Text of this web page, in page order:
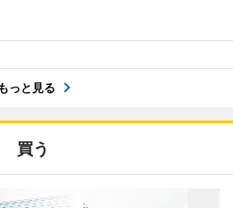
もっと見る
買う